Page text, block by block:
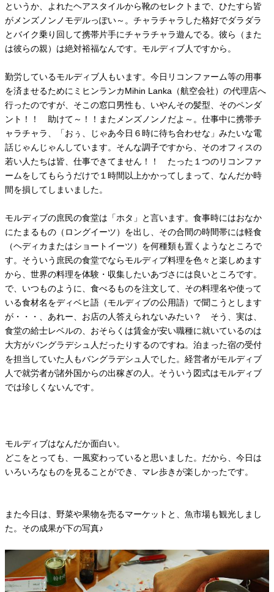
というか、よれたヘアスタイルから靴のセレクトまで、ひたすら皆
がメンズノンノモデルっぽい～。チャラチャラした格好でダラダラ
とバイク乗り回して携帯片手にチャラチャラ遊んでる。彼ら（また
は彼らの親）は絶対裕福なんです。モルディブ人ですから。
勤労しているモルディブ人もいます。今日リコンファーム等の用事
を済ませるためにミヒンランカMihin Lanka（航空会社）の代理店へ
行ったのですが、そこの窓口男性も、いやんその髪型、そのペンダ
ント！！ 助けて～！！またメンズノンノだよ～。仕事中に携帯チ
ャラチャラ、「おぅ、じゃあ今日６時に待ち合わせな」みたいな電
話じゃんじゃんしています。そんな調子ですから、そのオフィスの
若い人たちは皆、仕事できてません！！ たった１つのリコンファ
ームをしてもらうだけで１時間以上かかってしまって、なんだか時
間を損してしまいました。
モルディブの庶民の食堂は「ホタ」と言います。食事時にはおなか
にたまるもの（ロングイーツ）を出し、その合間の時間帯には軽食
（ヘディカまたはショートイーツ）を何種類も置くようなところで
す。そういう庶民の食堂でならモルディブ料理を色々と楽しめます
から、世界の料理を体験・収集したいあづさには良いところです。
で、いつものように、食べるものを注文して、その料理名や使って
いる食材名をディベヒ語（モルディブの公用語）で聞こうとします
が・・・、あれー、お店の人答えられないみたい？ そう、実は、
食堂の給士レベルの、おそらくは賃金が安い職種に就いているのは
大方がバングラデシュ人だったりするのですね。泊まった宿の受付
を担当していた人もバングラデシュ人でした。経営者がモルディブ
人で就労者が諸外国からの出稼ぎの人。そういう図式はモルディブ
では珍しくないんです。
モルディブはなんだか面白い。
どこをとっても、一風変わっていると思いました。だから、今日は
いろいろなものを見ることができ、マレ歩きが楽しかったです。
また今日は、野菜や果物を売るマーケットと、魚市場も観光しまし
た。その成果が下の写真♪